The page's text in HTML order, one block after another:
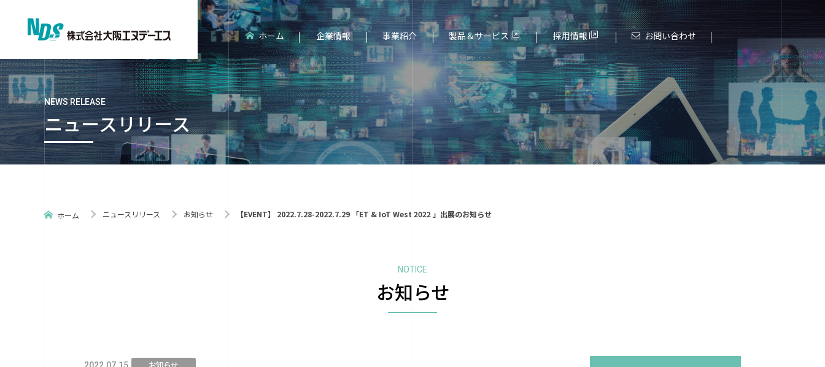
ホーム 企業情報
個人情報保護について
事業紹介 製品＆サービス 採用情報 お問い合わせ
NEWS RELEASE
ニュースリリース
ホーム ニュースリリース お知らせ 【EVENT】 2022.7.28-2022.7.29 「ET & IoT West 2022 」出展のお知らせ
NOTICE
お知らせ